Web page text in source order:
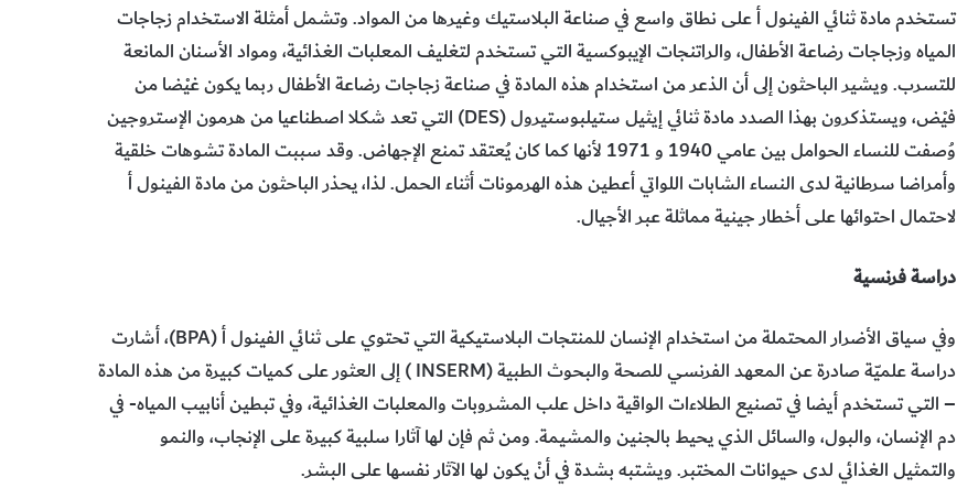
تستخدم مادة ثنائي الفينول أ على نطاق واسع في صناعة البلاستيك وغيرها من المواد. وتشمل أمثلة الاستخدام زجاجات
المياه وزجاجات رضاعة الأطفال، والراتنجات الإيبوكسية التي تستخدم لتغليف المعلبات الغذائية، ومواد الأسنان المانعة
للتسرب. ويشير الباحثون إلى أن الذعر من استخدام هذه المادة في صناعة زجاجات رضاعة الأطفال ربما يكون غيْضا من
فيْض، ويستذكرون بهذا الصدد مادة ثنائي إيثيل ستيلبوستيرول (DES) التي تعد شكلا اصطناعيا من هرمون الإستروجين
وُصفت للنساء الحوامل بين عامي 1940 و 1971 لأنها كما كان يُعتقد تمنع الإجهاض. وقد سببت المادة تشوهات خلقية
وأمراضا سرطانية لدى النساء الشابات اللواتي أعطين هذه الهرمونات أثناء الحمل. لذا، يحذر الباحثون من مادة الفينول أ
لاحتمال احتوائها على أخطار جينية مماثلة عبر الأجيال.
دراسة فرنسية
وفي سياق الأضرار المحتملة من استخدام الإنسان للمنتجات البلاستيكية التي تحتوي على ثنائي الفينول أ (BPA)، أشارت
دراسة علميّة صادرة عن المعهد الفرنسي للصحة والبحوث الطبية (INSERM ) إلى العثور على كميات كبيرة من هذه المادة
– التي تستخدم أيضا في تصنيع الطلاءات الواقية داخل علب المشروبات والمعلبات الغذائية، وفي تبطين أنابيب المياه- في
دم الإنسان، والبول، والسائل الذي يحيط بالجنين والمشيمة. ومن ثم فإن لها آثارا سلبية كبيرة على الإنجاب، والنمو
والتمثيل الغذائي لدى حيوانات المختبر. ويشتبه بشدة في أنْ يكون لها الآثار نفسها على البشر.